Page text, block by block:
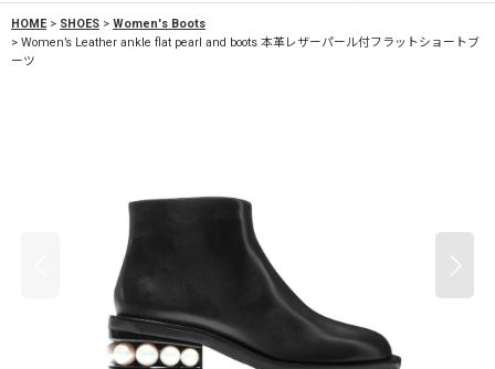
HOME > SHOES > Women's Boots
> Women’s Leather ankle flat pearl and boots 本革レザーパール付フラットショートブ
ーツ